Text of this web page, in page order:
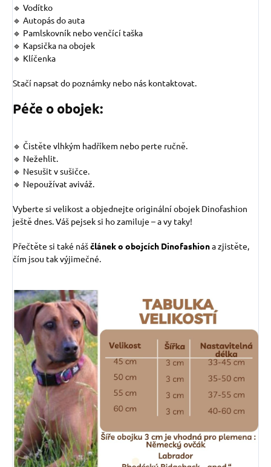
🔹 Vodítko
🔹 Autopás do auta
🔹 Pamlskovník nebo venčící taška
🔹 Kapsička na obojek
🔹 Klíčenka
Stačí napsat do poznámky nebo nás kontaktovat.
Péče o obojek:
🔹 Čistěte vlhkým hadříkem nebo perte ručně.
🔹 Nežehlit.
🔹 Nesušit v sušičce.
🔹 Nepoužívat aviváž.
Vyberte si velikost a objednejte originální obojek Dinofashion
ještě dnes. Váš pejsek si ho zamiluje – a vy taky!
Přečtěte si také náščlánek o obojcích Dinofashiona zjistěte,
čím jsou tak výjimečné.